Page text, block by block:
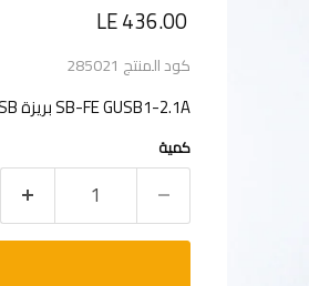
السعر الحالي
LE 436.00
كود المنتج 285021
SB-FE GUSB1-2.1A بريزة USB مفرد 2.1 امبير- أبيض
كمية